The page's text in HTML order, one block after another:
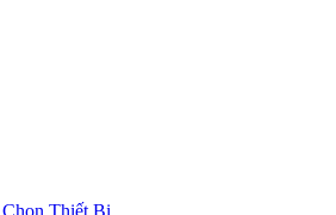
Thiết Bị